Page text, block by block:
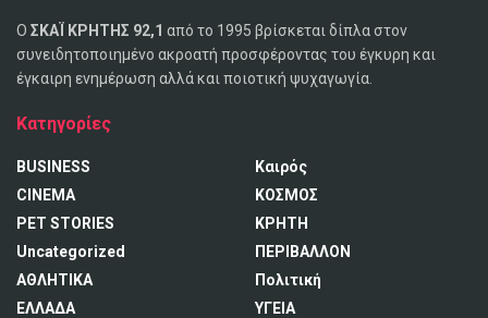
Ο ΣΚΑΪ ΚΡΗΤΗΣ 92,1 από το 1995 βρίσκεται δίπλα στον
συνειδητοποιημένο ακροατή προσφέροντας του έγκυρη και
έγκαιρη ενημέρωση αλλά και ποιοτική ψυχαγωγία.
Κατηγορίες
BUSINESS
CINEMA
PET STORIES
Uncategorized
ΑΘΛΗΤΙΚΑ
ΕΛΛΑΔΑ
Καιρός
ΚΟΣΜΟΣ
ΚΡΗΤΗ
ΠΕΡΙΒΑΛΛΟΝ
Πολιτική
ΥΓΕΙΑ